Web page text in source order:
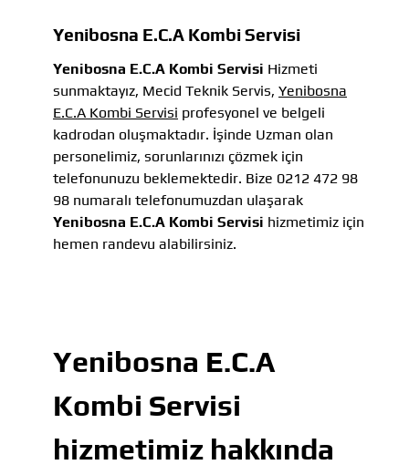
Yenibosna E.C.A Kombi Servisi
Yenibosna E.C.A Kombi Servisi Hizmeti
sunmaktayız, Mecid Teknik Servis, Yenibosna
E.C.A Kombi Servisi profesyonel ve belgeli
kadrodan oluşmaktadır. İşinde Uzman olan
personelimiz, sorunlarınızı çözmek için
telefonunuzu beklemektedir. Bize 0212 472 98
98 numaralı telefonumuzdan ulaşarak
Yenibosna E.C.A Kombi Servisi hizmetimiz için
hemen randevu alabilirsiniz.
Yenibosna E.C.A
Kombi Servisi
hizmetimiz hakkında